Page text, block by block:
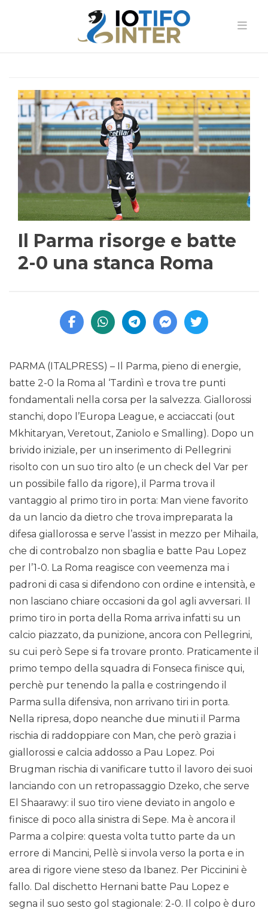
Il Parma risorge e batte
2-0 una stanca Roma
PARMA (ITALPRESS) – Il Parma, pieno di energie,
batte 2-0 la Roma al ‘Tardinì e trova tre punti
fondamentali nella corsa per la salvezza. Giallorossi
stanchi, dopo l’Europa League, e acciaccati (out
Mkhitaryan, Veretout, Zaniolo e Smalling). Dopo un
brivido iniziale, per un inserimento di Pellegrini
risolto con un suo tiro alto (e un check del Var per
un possibile fallo da rigore), il Parma trova il
vantaggio al primo tiro in porta: Man viene favorito
da un lancio da dietro che trova impreparata la
difesa giallorossa e serve l’assist in mezzo per Mihaila,
che di controbalzo non sbaglia e batte Pau Lopez
per l’1-0. La Roma reagisce con veemenza ma i
padroni di casa si difendono con ordine e intensità, e
non lasciano chiare occasioni da gol agli avversari. Il
primo tiro in porta della Roma arriva infatti su un
calcio piazzato, da punizione, ancora con Pellegrini,
su cui però Sepe si fa trovare pronto. Praticamente il
primo tempo della squadra di Fonseca finisce qui,
perchè pur tenendo la palla e costringendo il
Parma sulla difensiva, non arrivano tiri in porta.
Nella ripresa, dopo neanche due minuti il Parma
rischia di raddoppiare con Man, che però grazia i
giallorossi e calcia addosso a Pau Lopez. Poi
Brugman rischia di vanificare tutto il lavoro dei suoi
lanciando con un retropassaggio Dzeko, che serve
El Shaarawy: il suo tiro viene deviato in angolo e
finisce di poco alla sinistra di Sepe. Ma è ancora il
Parma a colpire: questa volta tutto parte da un
errore di Mancini, Pellè si invola verso la porta e in
area di rigore viene steso da Ibanez. Per Piccinini è
fallo. Dal dischetto Hernani batte Pau Lopez e
segna il suo sesto gol stagionale: 2-0. Il colpo è duro